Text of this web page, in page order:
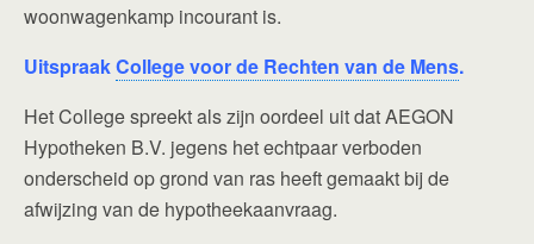
woonwagenkamp incourant is.
UitspraakCollege voor de Rechten van de Mens.
Het College spreekt als zijn oordeel uit dat AEGON
Hypotheken B.V. jegens het echtpaar verboden
onderscheid op grond van ras heeft gemaakt bij de
afwijzing van de hypotheekaanvraag.